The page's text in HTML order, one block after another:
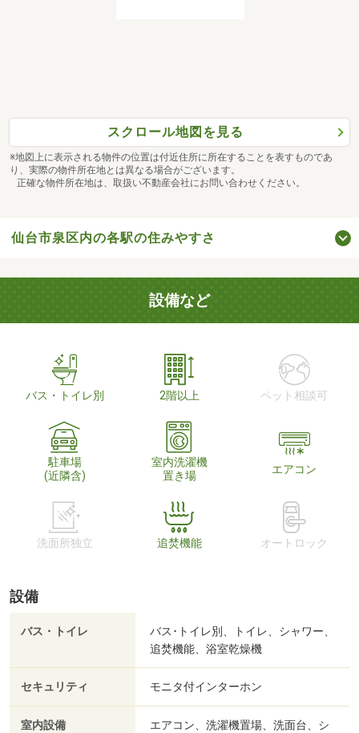
スクロール地図を見る
※地図上に表示される物件の位置は付近住所に所在することを表すものであ
り、実際の物件所在地とは異なる場合がございます。
正確な物件所在地は、取扱い不動産会社にお問い合わせください。
仙台市泉区内の各駅の住みやすさ
設備など
バス・トイレ別 2階以上 ペット相談可
駐車場
(近隣含)
室内洗濯機
置き場
エアコン
洗面所独立 追焚機能 オートロック
設備
バス・トイレ
バス･トイレ別、トイレ、シャワー、
追焚機能、浴室乾燥機
セキュリティ モニタ付インターホン
室内設備
エアコン、洗濯機置場、洗面台、シ